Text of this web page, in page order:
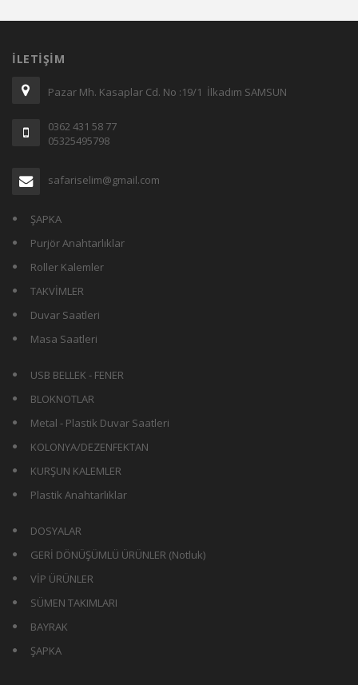
İLETIŞIM
Pazar Mh. Kasaplar Cd. No :19/1 İlkadım SAMSUN
0362 431 58 77
05325495798
safariselim@gmail.com
ŞAPKA
Purjör Anahtarlıklar
Roller Kalemler
TAKVİMLER
Duvar Saatleri
Masa Saatleri
USB BELLEK - FENER
BLOKNOTLAR
Metal - Plastik Duvar Saatleri
KOLONYA/DEZENFEKTAN
KURŞUN KALEMLER
Plastik Anahtarlıklar
DOSYALAR
GERİ DÖNÜŞÜMLÜ ÜRÜNLER (Notluk)
VİP ÜRÜNLER
SÜMEN TAKIMLARI
BAYRAK
ŞAPKA